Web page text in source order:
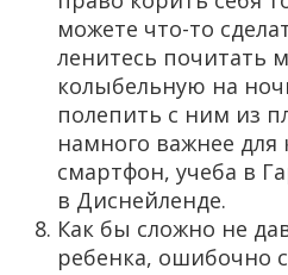
можете что-то
ленитесь почитать
колыбельную на
полепить с ним из
намного важнее
смартфон, учеба в
в Диснейленде.
Как бы сложно не
ребенка, ошибочно